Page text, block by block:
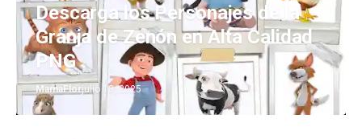
Descarga los Personajes de la
Granja de Zenón en Alta Calidad
PNG
MamaFlorjulio 13, 2025